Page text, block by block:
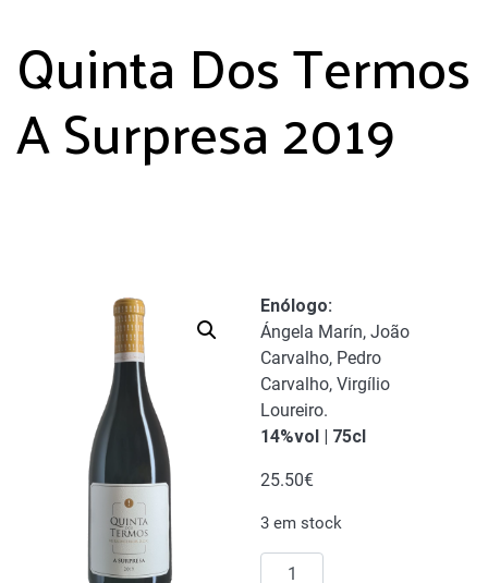
Quinta Dos Termos
A Surpresa 2019
Enólogo:
Ángela Marín, João
Carvalho, Pedro
Carvalho, Virgílio
Loureiro.
14%vol | 75cl
25.50€
3 em stock
Quantidade